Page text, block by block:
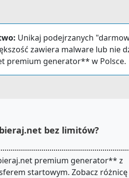
Unikaj podejrzanych
zawiera malware lub nie
premium generator** w Polsce.
bez limitów?
premium generator** z
startowym. Zobacz różnicę